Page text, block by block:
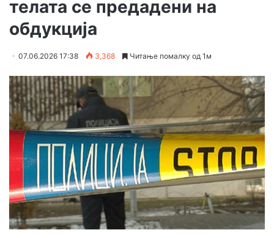
телата се предадени на
обдукција
07.06.2026 17:38 3,368 Читање помалку од 1м